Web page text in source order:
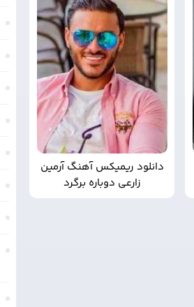
دانلود ریمیکس آهنگ آرمین
زارعی دوباره برگرد